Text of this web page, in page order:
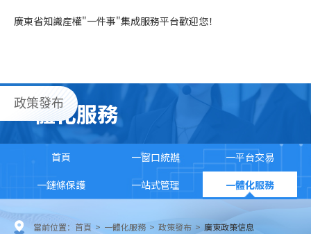
廣東省知識産權"一件事"集成服務平台歡迎您！
一體化服務
首頁 一窗口統辦
一平台交易
一鏈條保護
一站式管理 一體化服務
政策發布
當前位置： 首頁 > 一體化服務 > 政策發布 > 廣東政策信息